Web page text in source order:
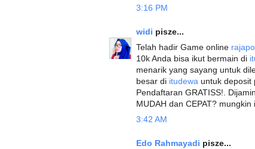
3:16 PM
widi pisze...
Telah hadir Game online
10k Anda bisa ikut bermain di
menarik yang sayang untuk
besar di itudewa untuk deposit
Pendaftaran GRATISS!.
MUDAH dan CEPAT?
3:42 AM
Edo Rahmayadi pisze...